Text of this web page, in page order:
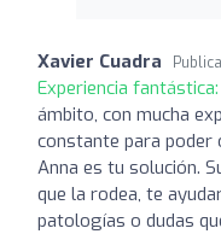
Xavier Cuadra
Experiencia fantástica:
ámbito, con mucha
constante para
Anna es tu solución.
que la rodea, te
patologías o dudas